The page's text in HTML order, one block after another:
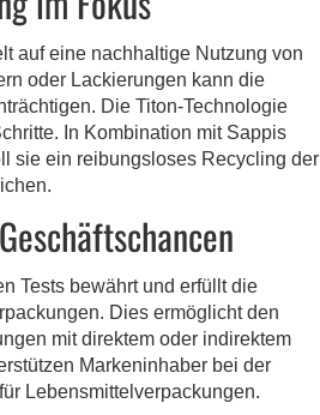
auf eine nachhaltige Nutzung von
oder Lackierungen kann die
Die Titon-Technologie
In Kombination mit Sappis
sie ein reibungsloses Recycling der
Tests bewährt und erfüllt die
Dies ermöglicht den
mit direktem oder indirektem
Markeninhaber bei der
Lebensmittelverpackungen.